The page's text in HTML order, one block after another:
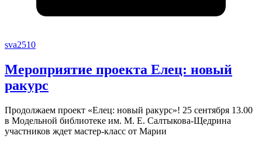
sva2510
Мероприятие проекта Елец: новый
ракурс
Продолжаем проект «Елец: новый ракурс»! 25 сентября 13.00
в Модельной библиотеке им. М. Е. Салтыкова-Щедрина
участников ждет мастер-класс от Марии